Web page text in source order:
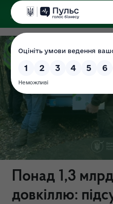
Понад 1,3 млрд
довкіллю: